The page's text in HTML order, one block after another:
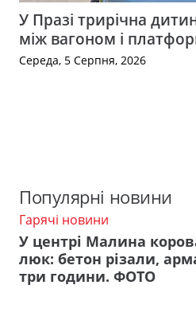
У Празі трирічна
між вагоном і
Середа, 5 Серпня, 2026
Популярні новини
Гарячі новини
У центрі Малина
люк: бетон різали,
три години. ФОТО